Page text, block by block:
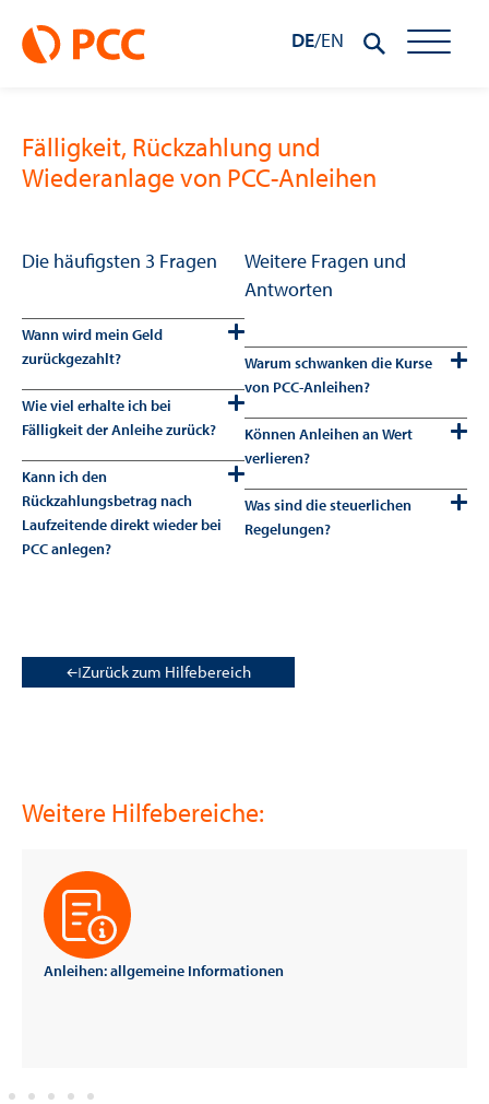
DE/EN
Fälligkeit, Rückzahlung und
Wiederanlage von PCC-Anleihen
Die häufigsten 3 Fragen
Wann wird mein Geld
zurückgezahlt?
Wie viel erhalte ich bei
Fälligkeit der Anleihe zurück?
Kann ich den
Rückzahlungsbetrag nach
Laufzeitende direkt wieder bei
PCC anlegen?
Weitere Fragen und
Antworten
Warum schwanken die Kurse
von PCC-Anleihen?
Können Anleihen an Wert
verlieren?
Was sind die steuerlichen
Regelungen?
Zurück zum Hilfebereich
Weitere Hilfebereiche:
Anleihen: allgemeine Informationen